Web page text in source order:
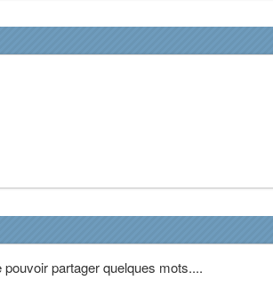
partager quelques mots....